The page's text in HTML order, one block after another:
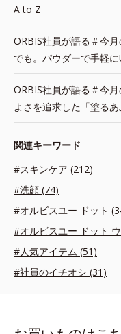
A to Z
ORBIS社員が語る＃今
でも。パウダーで手軽
ORBIS社員が語る＃今
よさを追求した「塗る
関連キーワード
#スキンケア (212)
#洗顔 (74)
#オルビスユー ドット
#オルビスユー ドット
#人気アイテム (51)
#社員のイチオシ (31)